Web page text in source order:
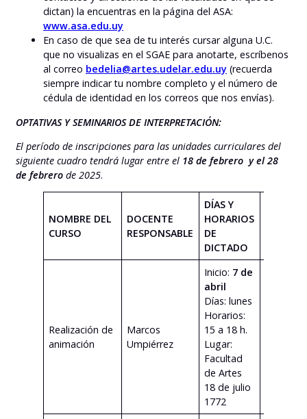
dictan) la encuentras en la página del ASA:
www.asa.edu.uy
En caso de que sea de tu interés cursar alguna U.C.
que no visualizas en el SGAE para anotarte, escríbenos
al correo bedelia@artes.udelar.edu.uy (recuerda
siempre indicar tu nombre completo y el número de
cédula de identidad en los correos que nos envías).
OPTATIVAS Y SEMINARIOS DE INTERPRETACIÓN:
El período de inscripciones para las unidades curriculares del
siguiente cuadro tendrá lugar entre el 18 de febrero y el 28
de febrero de 2025.
NOMBRE DEL
CURSO
DOCENTE
RESPONSABLE
DÍAS Y
HORARIOS
DE
DICTADO
Realización de
animación
Marcos
Umpiérrez
Inicio: 7 de
abril
Días: lunes
Horarios:
15 a 18 h.
Lugar:
Facultad
de Artes
18 de julio
1772